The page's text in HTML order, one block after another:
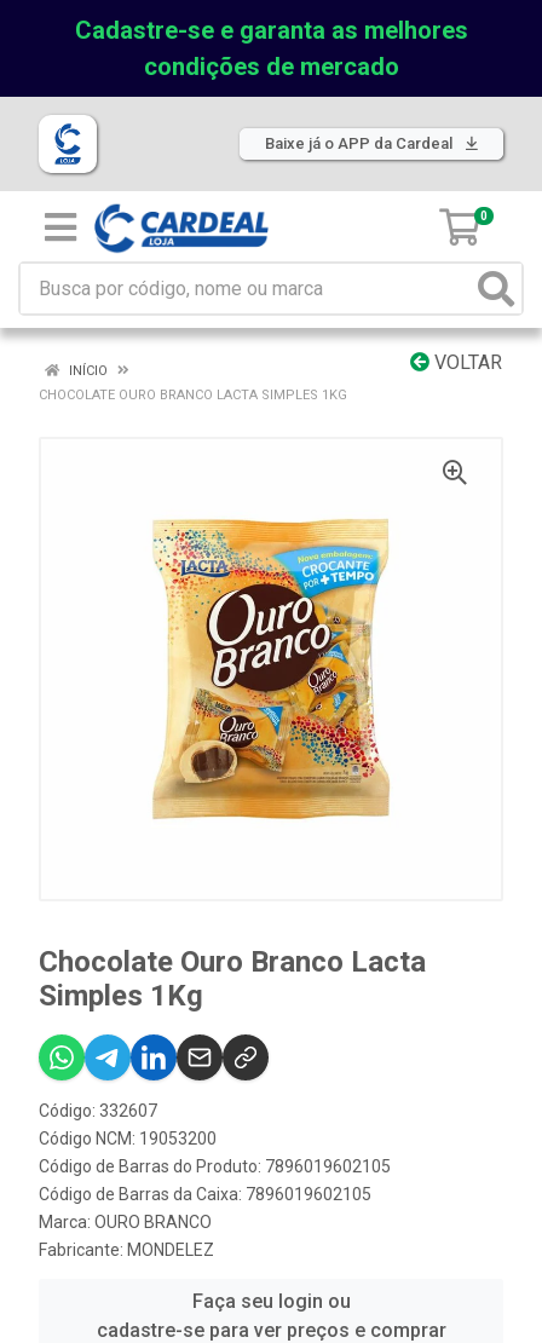
Cadastre-se e garanta as melhores
condições de mercado
Baixe já o APP da Cardeal
0
VOLTAR
INÍCIO
CHOCOLATE OURO BRANCO LACTA SIMPLES 1KG
Chocolate Ouro Branco Lacta
Simples 1Kg
Código: 332607
Código NCM: 19053200
Código de Barras do Produto: 7896019602105
Código de Barras da Caixa: 7896019602105
Marca: OURO BRANCO
Fabricante: MONDELEZ
Faça seu login ou
cadastre-se para ver preços e comprar